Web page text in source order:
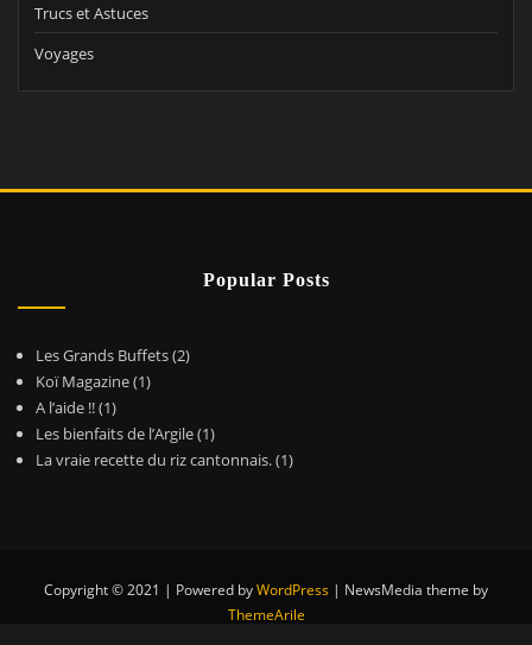
Trucs et Astuces
Voyages
Popular Posts
Les Grands Buffets(2)
Koï Magazine(1)
A l’aide !!(1)
Les bienfaits de l’Argile(1)
La vraie recette du riz cantonnais.(1)
Copyright © 2021 | Powered byWordPress | NewsMedia theme by
ThemeArile